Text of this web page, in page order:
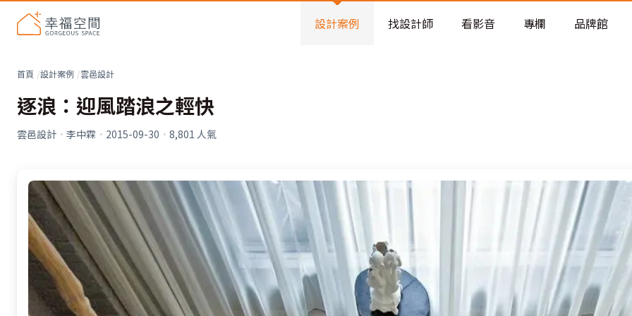
看不見的居家風險和翻新關鍵
老屋預算分配與高 CP 值煥新術
設計案例 找設計師 看影音 專欄 品牌館
首頁 設計案例 雲邑設計
逐浪：迎風踏浪之輕快
雲邑設計 · 李中霖 · 2015-09-30 · 8,801 人氣